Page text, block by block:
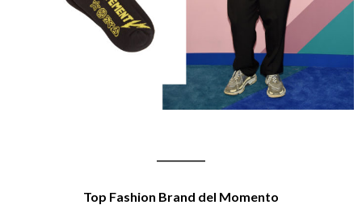
Top Fashion Brand del Momento